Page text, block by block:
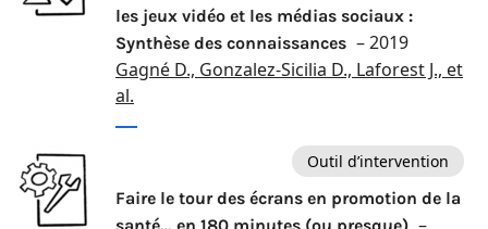
les jeux vidéo et les médias sociaux :
Synthèse des connaissances – 2019
Gagné D., Gonzalez-Sicilia D., Laforest J., et
al.
Outil d’intervention
Faire le tour des écrans en promotion de la